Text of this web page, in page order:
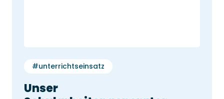
#unterrichtseinsatz
Unser